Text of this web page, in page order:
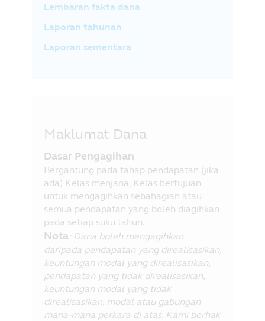
Lembaran fakta dana
Laporan tahunan
Laporan sementara
Maklumat Dana
Dasar Pengagihan
Bergantung pada tahap pendapatan (jika
ada) Kelas menjana, Kelas bertujuan
untuk mengagihkan sebahagian atau
semua pendapatan yang boleh diagihkan
pada setiap suku tahun.
Nota: Dana boleh mengagihkan
daripada pendapatan yang direalisasikan,
keuntungan modal yang direalisasikan,
pendapatan yang tidak direalisasikan,
keuntungan modal yang tidak
direalisasikan, modal atau gabungan
mana-mana perkara di atas. Kami berhak